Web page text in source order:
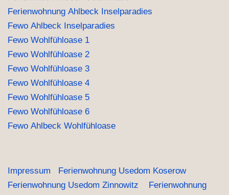
Ferienwohnung Ahlbeck Inselparadies
Fewo Ahlbeck Inselparadies
Fewo Wohlfühloase 1
Fewo Wohlfühloase 2
Fewo Wohlfühloase 3
Fewo Wohlfühloase 4
Fewo Wohlfühloase 5
Fewo Wohlfühloase 6
Fewo Ahlbeck Wohlfühloase
Impressum
Ferienwohnung Usedom Koserow
Ferienwohnung Usedom Zinnowitz
Ferienwohnung